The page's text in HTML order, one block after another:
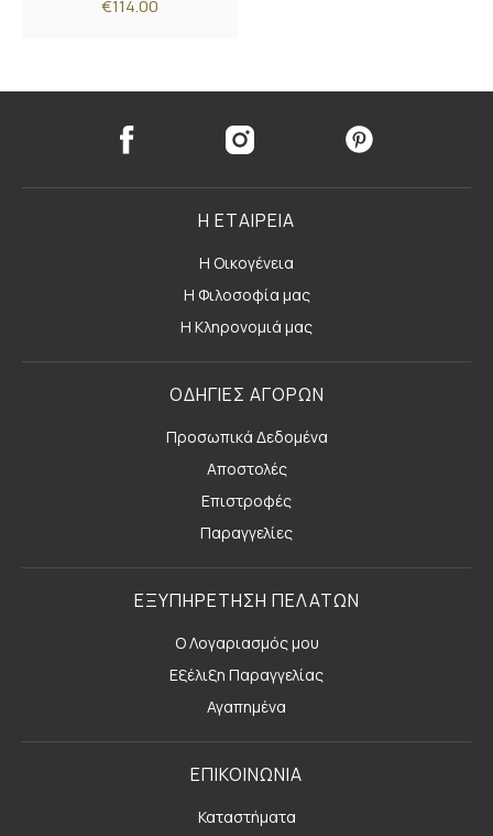
€114.00
Η ΕΤΑΙΡΕΙΑ
Η Οικογένεια
Η Φιλοσοφία μας
Η Κληρονομιά μας
ΟΔΗΓΙΕΣ ΑΓΟΡΩΝ
Προσωπικά Δεδομένα
Αποστολές
Επιστροφές
Παραγγελίες
ΕΞΥΠΗΡΕΤΗΣΗ ΠΕΛΑΤΩΝ
Ο Λογαριασμός μου
Εξέλιξη Παραγγελίας
Αγαπημένα
ΕΠΙΚΟΙΝΩΝΙΑ
Καταστήματα